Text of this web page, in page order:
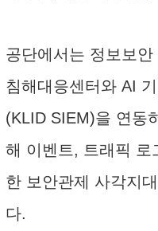
공단에서는 정보보
침해대응센터와 AI
(KLID SIEM)을 연동
해 이벤트, 트래픽 로
한 보안관제 사각지
다.